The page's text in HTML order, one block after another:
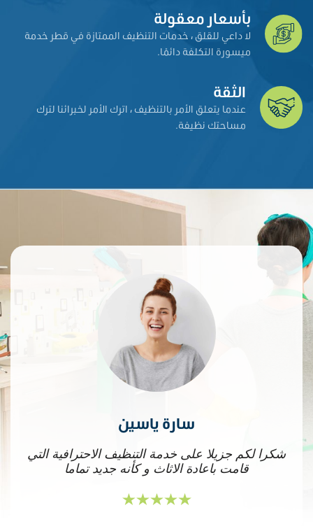
بأسعار معقولة
لا داعي للقلق ، خدمات التنظيف الممتازة في قطر خدمة
ميسورة التكلفة دائمًا.
الثقة
عندما يتعلق الأمر بالتنظيف ، اترك الأمر لخبرائنا لترك
مساحتك نظيفة.
سارة ياسين
شكرا لكم جزيلا على خدمة التنظيف الاحترافية التي
قامت باعادة الاثاث و كأنه جديد تماما